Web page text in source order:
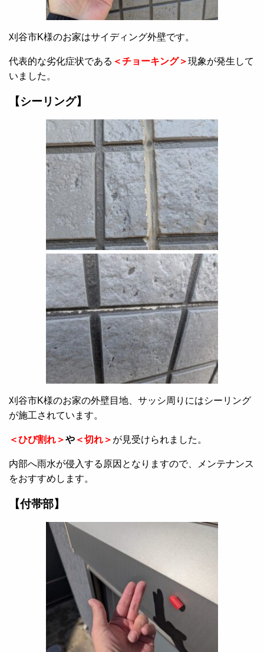
刈谷市K様のお家はサイディング外壁です。
代表的な劣化症状である ＜チョーキング＞現象が発生して
いました。
【シーリング】
刈谷市K様のお家の外壁目地、サッシ周りにはシーリング
が施工されています。
＜ひび割れ＞や ＜切れ＞ が見受けられました。
内部へ雨水が侵入する原因となりますので、メンテナンス
をおすすめします。
【付帯部】